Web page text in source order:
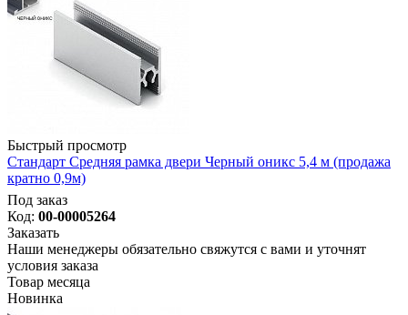
Быстрый просмотр
Стандарт Средняя рамка двери Черный оникс 5,4 м (продажа
кратно 0,9м)
Под заказ
Код: 00-00005264
Заказать
Наши менеджеры обязательно свяжутся с вами и уточнят
условия заказа
Товар месяца
Новинка